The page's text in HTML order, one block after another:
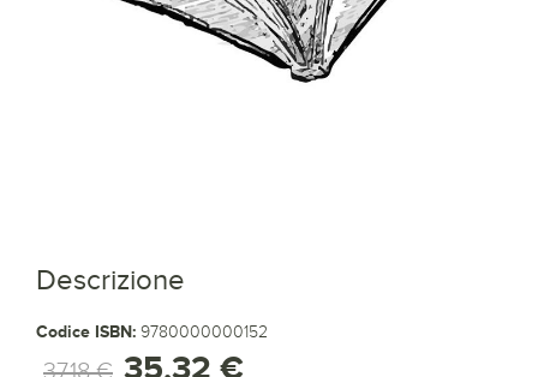
Descrizione
Codice ISBN: 9780000000152
37,18 € 35,32 €